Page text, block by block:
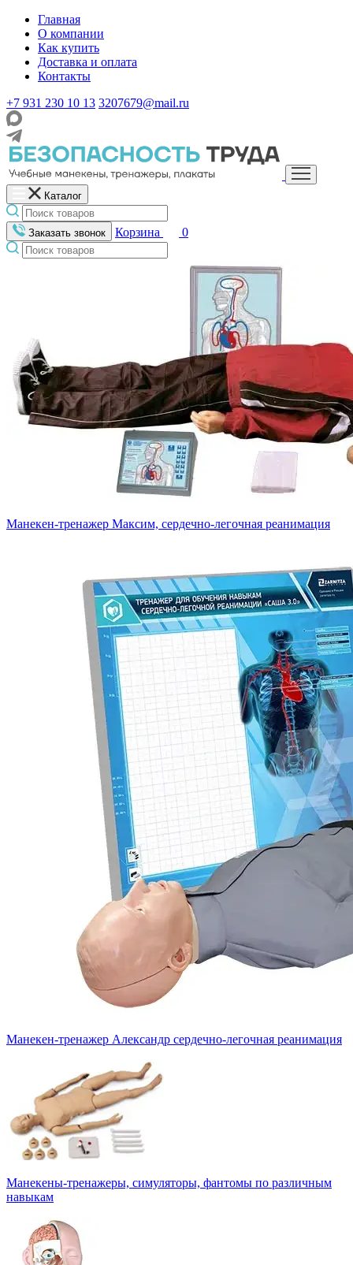
Главная
О компании
Как купить
Доставка и оплата
Контакты
+7 931 230 10 13 3207679@mail.ru
Каталог
Заказать звонок Корзина 0
Манекен-тренажер Максим, сердечно-легочная реанимация
Манекен-тренажер Александр сердечно-легочная реанимация
Манекены-тренажеры, симуляторы, фантомы по различным
навыкам